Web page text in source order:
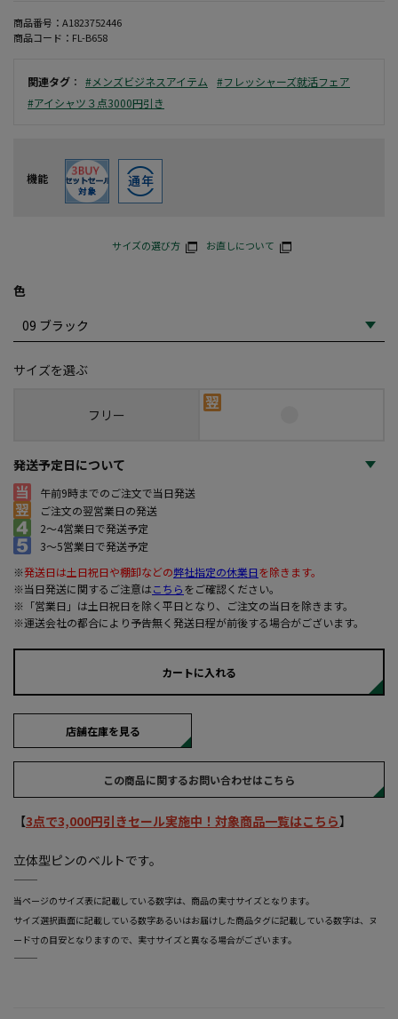
商品番号： A1823752446
商品コード： FL-B658
関連タグ ： #メンズビジネスアイテム
#フレッシャーズ就活フェア
#アイシャツ３点3000円引き
機能
サイズの選び方 お直しについて
色
サイズを選ぶ
フリー
発送予定日について
午前9時までのご注文で当日発送
ご注文の翌営業日の発送
2～4営業日で発送予定
3～5営業日で発送予定
※発送日は土日祝日や棚卸などの弊社指定の休業日を除きます。
※当日発送に関するご注意はこちらをご確認ください。
※「営業日」は土日祝日を除く平日となり、ご注文の当日を除きます。
※運送会社の都合により予告無く発送日程が前後する場合がございます。
カートに入れる
店舗在庫を見る
この商品に関するお問い合わせはこちら
【3点で3,000円引きセール実施中！対象商品一覧はこちら】
立体型ピンのベルトです。
―――――――――――――――――――――――
当ページのサイズ表に記載している数字は、商品の実寸サイズとなります。
サイズ選択画面に記載している数字あるいはお届けした商品タグに記載している数字は、ヌ
ード寸の目安となりますので、実寸サイズと異なる場合がございます。
―――――――――――――――――――――――